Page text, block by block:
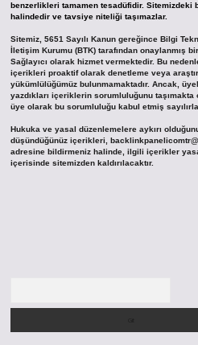
benzerlikleri tamamen tesadüfidir. Sitemizdeki
halindedir ve tavsiye niteliği taşımazlar.
Sitemiz, 5651 Sayılı Kanun gereğince Bilgi
İletişim Kurumu (BTK) tarafından onaylanmış
Sağlayıcı olarak hizmet vermektedir. Bu
içerikleri proaktif olarak denetleme veya
yükümlülüğümüz bulunmamaktadır. Ancak,
yazdıkları içeriklerin sorumluluğunu taşımakta
üye olarak bu sorumluluğu kabul etmiş
Hukuka ve yasal düzenlemelere aykırı
düşündüğünüz içerikleri,
adresine bildirmeniz halinde, ilgili içerikler
içerisinde sitemizden kaldırılacaktır.